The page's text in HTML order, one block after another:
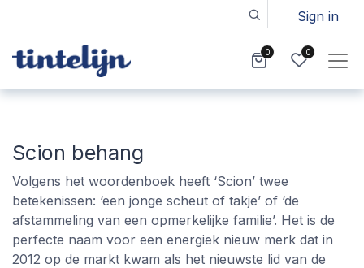
Sign in
0 0
Scion behang
Volgens het woordenboek heeft ‘Scion’ twee
betekenissen: ‘een jonge scheut of takje’ of ‘de
afstammeling van een opmerkelijke familie’. Het is de
perfecte naam voor een energiek nieuw merk dat in
2012 op de markt kwam als het nieuwste lid van de